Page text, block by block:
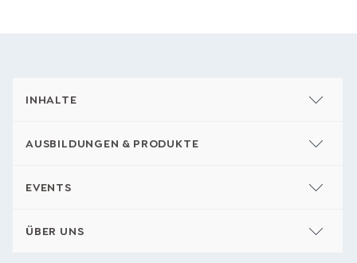
INHALTE
AUSBILDUNGEN & PRODUKTE
EVENTS
ÜBER UNS